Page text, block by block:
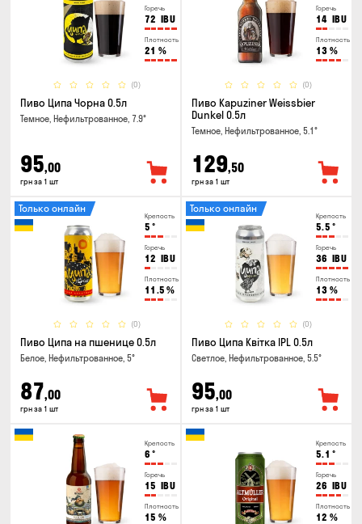
Горечь
72 IBU
Плотность
21 %
(0)
Пиво Ципа Чорна 0.5л
Темное, Нефильтрованное, 7.9°
95,00
грн за 1 шт
Горечь
14 IBU
Плотность
13 %
(0)
Пиво Kapuziner Weissbier
Dunkel 0.5л
Темное, Нефильтрованное, 5.1°
129,50
грн за 1 шт
Крепость
5 °
Горечь
12 IBU
Плотность
11.5 %
(0)
Только онлайн
Пиво Ципа на пшенице 0.5л
Белое, Нефильтрованное, 5°
87,00
грн за 1 шт
Крепость
5.5 °
Горечь
36 IBU
Плотность
13 %
(0)
Только онлайн
Пиво Ципа Квітка IPL 0.5л
Светлое, Нефильтрованное, 5.5°
95,00
грн за 1 шт
Крепость
6 °
Горечь
15 IBU
Плотность
15 %
Крепость
5.1 °
Горечь
26 IBU
Плотность
12 %